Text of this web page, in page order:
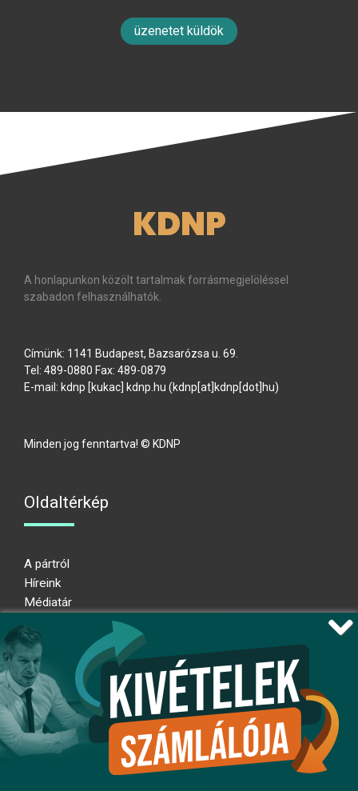
üzenetet küldök
KDNP
A honlapunkon közölt tartalmak forrásmegjelöléssel
szabadon felhasználhatók.
Címünk: 1141 Budapest, Bazsarózsa u. 69.
Tel: 489-0880 Fax: 489-0879
E-mail: kdnp [kukac] kdnp hu (kdnp[at]kdnp[dot]hu)
Minden jog fenntartva! © KDNP
Oldaltérkép
A pártról
Híreink
Médiatár
Adatkezelési nyilatkozat
Átláthatósági nyilatkozat
Ugrás az oldal tetejére
Kövessen minket!